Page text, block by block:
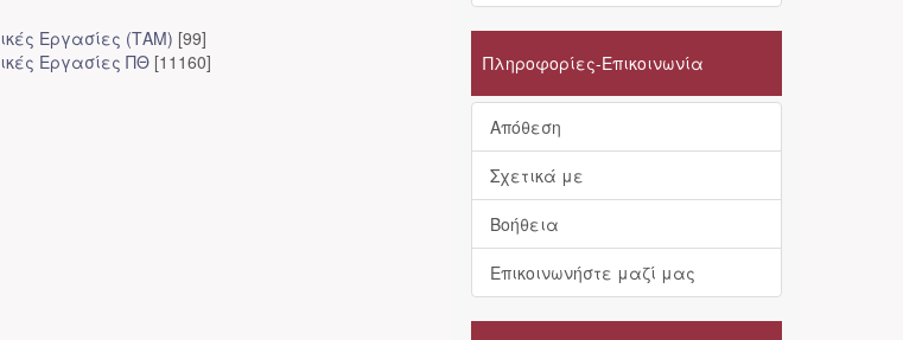
Εργασίες (ΤΑΜ) [99]
Εργασίες ΠΘ [11160] Πληροφορίες-Επικοινωνία
Απόθεση
Σχετικά με
Βοήθεια
Επικοινωνήστε μαζί μας